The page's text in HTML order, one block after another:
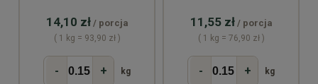
14,10 zł / porcja
( 1 kg = 93,90 zł )
- + kg
11,55 zł / porcja
( 1 kg = 76,90 zł )
- + kg